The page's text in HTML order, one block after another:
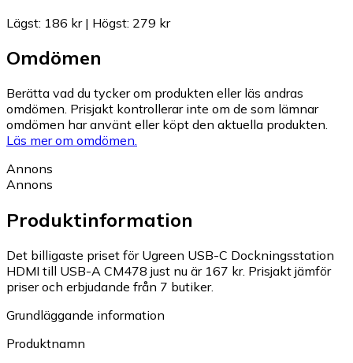
Lägst: 186 kr| Högst: 279 kr
Omdömen
Berätta vad du tycker om produkten eller läs andras
omdömen. Prisjakt kontrollerar inte om de som lämnar
omdömen har använt eller köpt den aktuella produkten.
Läs mer om omdömen.
Annons
Annons
Produktinformation
Det billigaste priset för Ugreen USB-C Dockningsstation
HDMI till USB-A CM478 just nu är 167 kr. Prisjakt jämför
priser och erbjudande från 7 butiker.
Grundläggande information
Produktnamn